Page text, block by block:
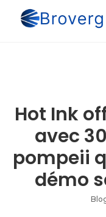
Hot Ink
avec
pompeii
démo